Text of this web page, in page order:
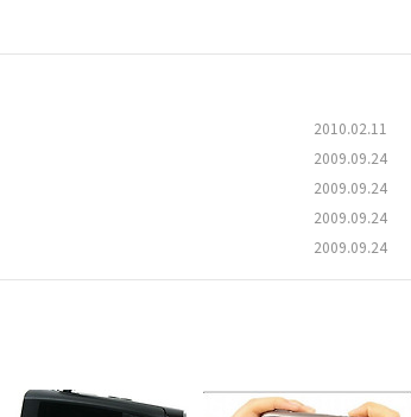
2010.02.11
2009.09.24
2009.09.24
2009.09.24
2009.09.24